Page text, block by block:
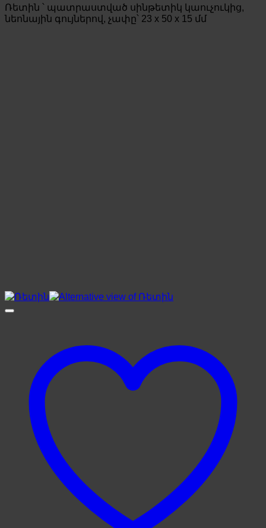
Ռետին ՝ պատրաստված սինթետիկ կաուչուկից,
նեոնային գույներով, չափը՝ 23 x 50 x 15 մմ